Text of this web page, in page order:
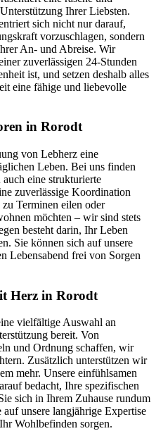
Ihrer Liebsten.
sich nicht nur darauf,
vorzuschlagen, sondern
An- und Abreise. Wir
zuverlässigen 24-Stunden
ist, und setzen deshalb alles
eine fähige und liebevolle
in Rorodt
von Lebherz eine
Leben. Bei uns finden
eine strukturierte
zuverlässige Koordination
Terminen eilen oder
möchten – wir sind stets
besteht darin, Ihr Leben
Sie können sich auf unsere
Lebensabend frei von Sorgen
Herz in Rorodt
vielfältige Auswahl an
bereit. Von
und Ordnung schaffen, wir
Zusätzlich unterstützen wir
mehr. Unsere einfühlsamen
bedacht, Ihre spezifischen
sich in Ihrem Zuhause rundum
unsere langjährige Expertise
Wohlbefinden sorgen.